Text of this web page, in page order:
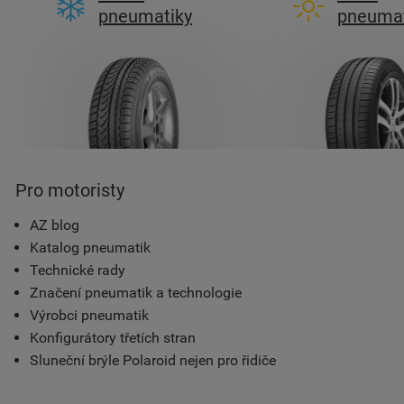
pneumatiky
Pro motoristy
AZ blog
Katalog pneumatik
Technické rady
Značení pneumatik a technologie
Výrobci pneumatik
Konfigurátory třetích stran
Sluneční brýle Polaroid nejen pro řidiče